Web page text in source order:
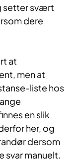
setter svært
dere
at
men at
liste hos
en slik
her, og
dersom
manuelt.